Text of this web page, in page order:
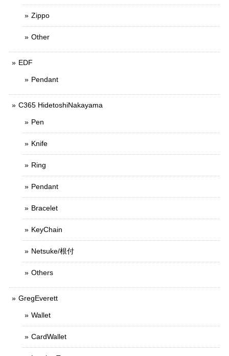
Zippo
Other
EDF
Pendant
C365 HidetoshiNakayama
Pen
Knife
Ring
Pendant
Bracelet
KeyChain
Netsuke/根付
Others
GregEverett
Wallet
CardWallet